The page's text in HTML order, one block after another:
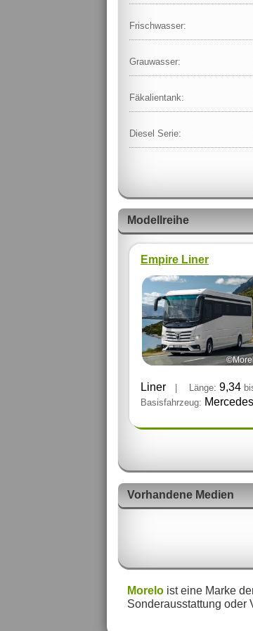
Frischwasser:
Grauwasser:
Fäkalientank:
Diesel Serie:
Modellreihe
Empire Liner
Liner Länge: 9,34
Basisfahrzeug:
Vorhandene Medien
Moreloist eine Marke
Sonderausstattung oder